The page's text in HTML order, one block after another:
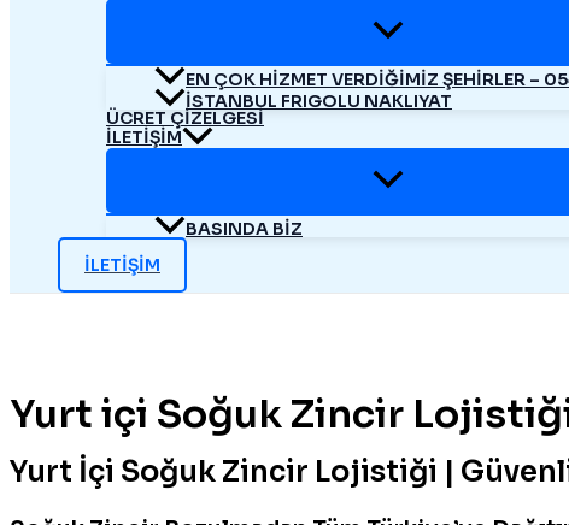
EN ÇOK HIZMET VERDIĞIMIZ ŞEHIRLER –
İSTANBUL FRIGOLU NAKLIYAT
ÜCRET ÇIZELGESI
İLETIŞIM
BASINDA BIZ
İLETIŞIM
Yurt içi Soğuk Zincir
Yurt İçi Soğuk Zincir Lojistiği |